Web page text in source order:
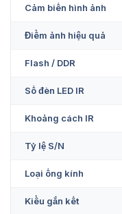
Cảm biến hình ảnh
Điểm ảnh hiệu quả
Flash / DDR
Số đèn LED IR
Khoảng cách IR
Tỷ lệ S/N
Loại ống kính
Kiểu gắn kết